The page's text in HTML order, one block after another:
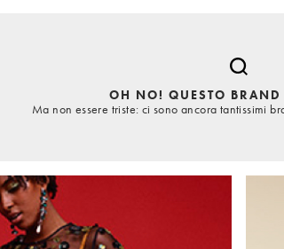
OH NO! QUESTO BRAND
Ma non essere triste: ci sono ancora tantissimi